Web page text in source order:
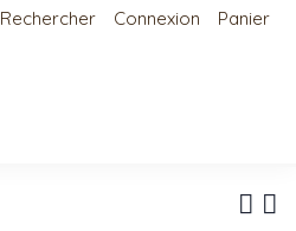
Rechercher Connexion Panier